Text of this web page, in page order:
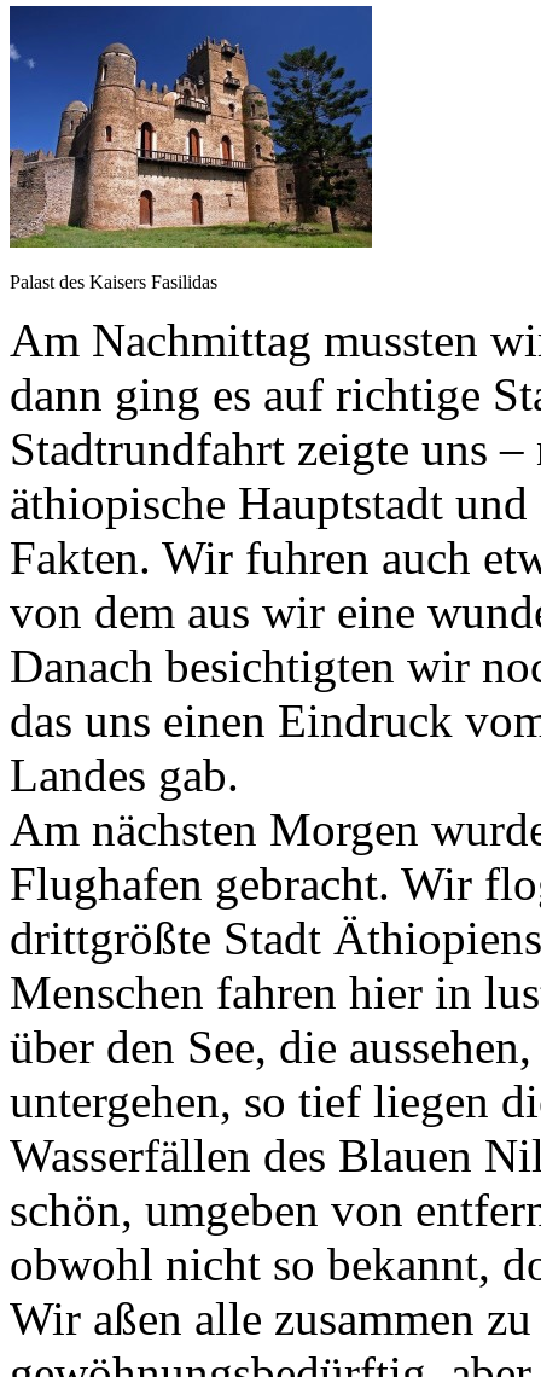
Palast des Kaisers Fasilidas
Am Nachmittag mussten
dann ging es auf richtige
Stadtrundfahrt zeigte uns
äthiopische Hauptstadt
Fakten. Wir fuhren auch
von dem aus wir eine
Danach besichtigten wir
das uns einen Eindruck
Landes gab.
Am nächsten Morgen
Flughafen gebracht. Wir
drittgrößte Stadt
Menschen fahren hier in
über den See, die
untergehen, so tief liegen
Wasserfällen des Blauen
schön, umgeben von
obwohl nicht so bekannt,
Wir aßen alle zusammen